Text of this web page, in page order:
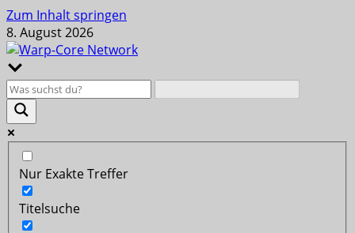
Zum Inhalt springen
8. August 2026
Nur Exakte Treffer
Titelsuche